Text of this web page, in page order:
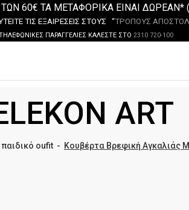
60€ ΤΑ ΜΕΤΑΦΟΡΙΚΑ ΕΙΝΑΙ ΔΩΡΕΑΝ*
ΤΙΣ ΕΞΑΙΡΕΣΕΙΣ ΣΤΟΥΣ “ΤΡΟΠΟΥΣ
ΤΗΛΕΦΩΝΙΚΕΣ ΠΑΡΑΓΓΕΛΙΕΣ ΚΑΛΕΣΤΕ ΣΤΟ 2310 720-100
ART
oufit - Κουβέρτα Βρεφική Αγκαλιάς